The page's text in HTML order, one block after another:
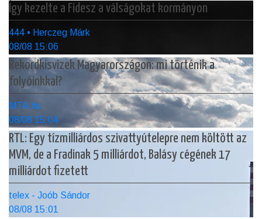
Így kezelte a Fidesz a válságokat kormányon
444 • Herczeg Márk
08/08 15:06
Rekordkisvizek Magyarországon: mi történik a
folyóinkkal?
MTA.hu
08/08 15:04
RTL: Egy tízmilliárdos szivattyútelepre nem költött az
MVM, de a Fradinak 5 milliárdot, Balásy cégének 17
milliárdot fizetett
telex - Joób Sándor
08/08 15:01